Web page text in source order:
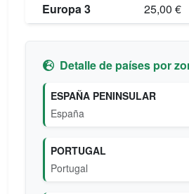
Europa 3
25,00 €
Detalle de países por
ESPAÑA PENINSULAR
España
PORTUGAL
Portugal